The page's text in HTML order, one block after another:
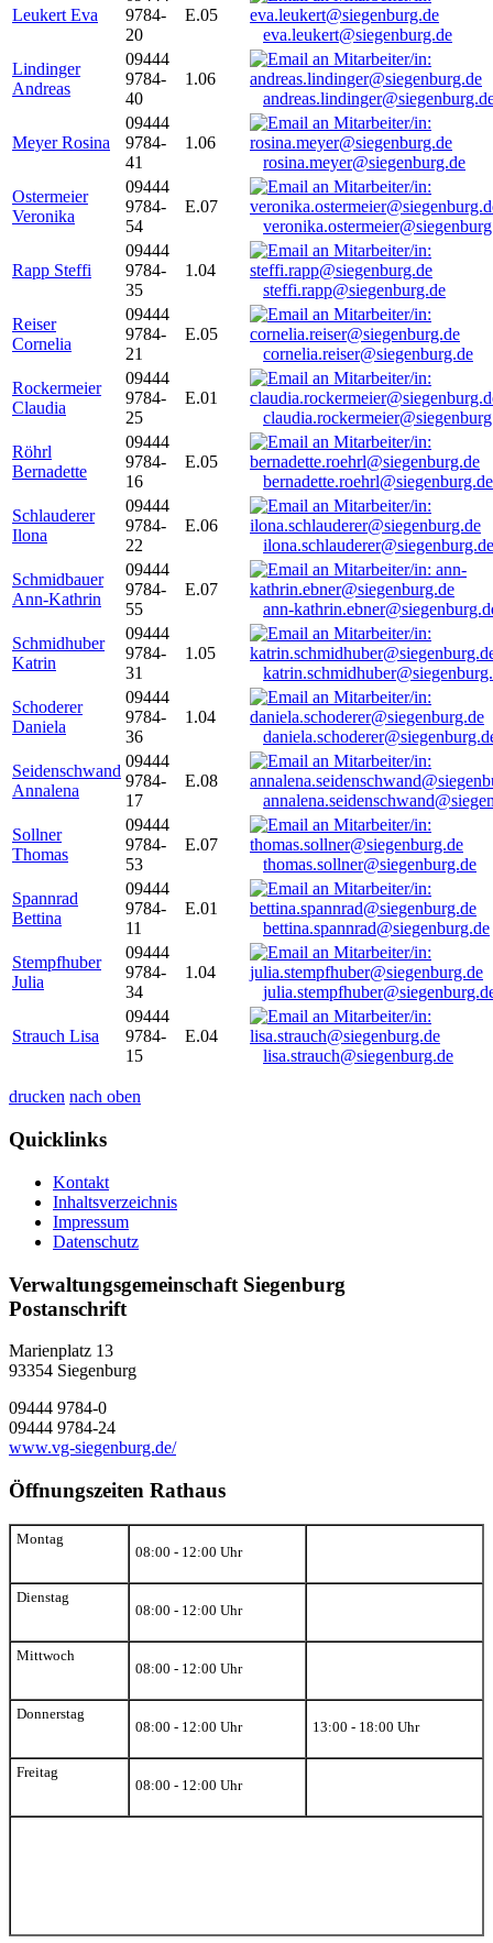
Leukert Eva
9784-
20
E.05
eva.leukert@siegenburg.de
Lindinger
Andreas
09444
9784-
40
1.06
Meyer Rosina
09444
9784-
41
1.06
rosina.meyer@siegenburg.de
Ostermeier
Veronika
09444
9784-
54
E.07
Rapp Steffi
09444
9784-
35
1.04
steffi.rapp@siegenburg.de
Reiser
Cornelia
09444
9784-
21
E.05
cornelia.reiser@siegenburg.de
Rockermeier
Claudia
09444
9784-
25
E.01
Röhrl
Bernadette
09444
9784-
16
E.05
bernadette.roehrl@siegenburg.de
Schlauderer
Ilona
09444
9784-
22
E.06
ilona.schlauderer@siegenburg.de
Schmidbauer
Ann-Kathrin
09444
9784-
55
E.07
ann-
Schmidhuber
Katrin
09444
9784-
31
1.05
Schoderer
Daniela
09444
9784-
36
1.04
Seidenschwand
Annalena
09444
9784-
17
E.08
Sollner
Thomas
09444
9784-
53
E.07
thomas.sollner@siegenburg.de
Spannrad
Bettina
09444
9784-
11
E.01
bettina.spannrad@siegenburg.de
Stempfhuber
Julia
09444
9784-
34
1.04
Strauch Lisa
09444
9784-
15
E.04
lisa.strauch@siegenburg.de
drucken nach oben
Quicklinks
Kontakt
Inhaltsverzeichnis
Impressum
Datenschutz
Verwaltungsgemeinschaft Siegenburg
Postanschrift
Marienplatz 13
93354 Siegenburg
09444 9784-0
09444 9784-24
www.vg-siegenburg.de/
Öffnungszeiten Rathaus
Montag
08:00 - 12:00 Uhr
Dienstag
08:00 - 12:00 Uhr
Mittwoch
08:00 - 12:00 Uhr
Donnerstag
08:00 - 12:00 Uhr
13:00 - 18:00 Uhr
Freitag
08:00 - 12:00 Uhr